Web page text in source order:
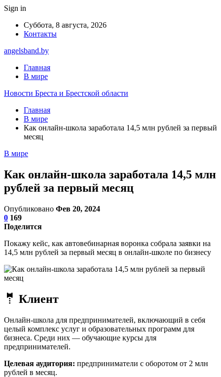
Sign in
Суббота, 8 августа, 2026
Контакты
angelsband.by
Главная
В мире
Новости Бреста и Брестской области
Главная
В мире
Как онлайн-школа заработала 14,5 млн рублей за первый
месяц
В мире
Как онлайн-школа заработала 14,5 млн
рублей за первый месяц
Опубликовано Фев 20, 2024
0 169
Поделится
Покажу кейс, как автовебинарная воронка собрала заявки на
14,5 млн рублей за первый месяц в онлайн-школе по бизнесу
🤵 Клиент
Онлайн-школа для предпринимателей, включающий в себя
целый комплекс услуг и образовательных программ для
бизнеса. Среди них — обучающие курсы для
предпринимателей.
Целевая аудитория: предприниматели с оборотом от 2 млн
рублей в месяц.